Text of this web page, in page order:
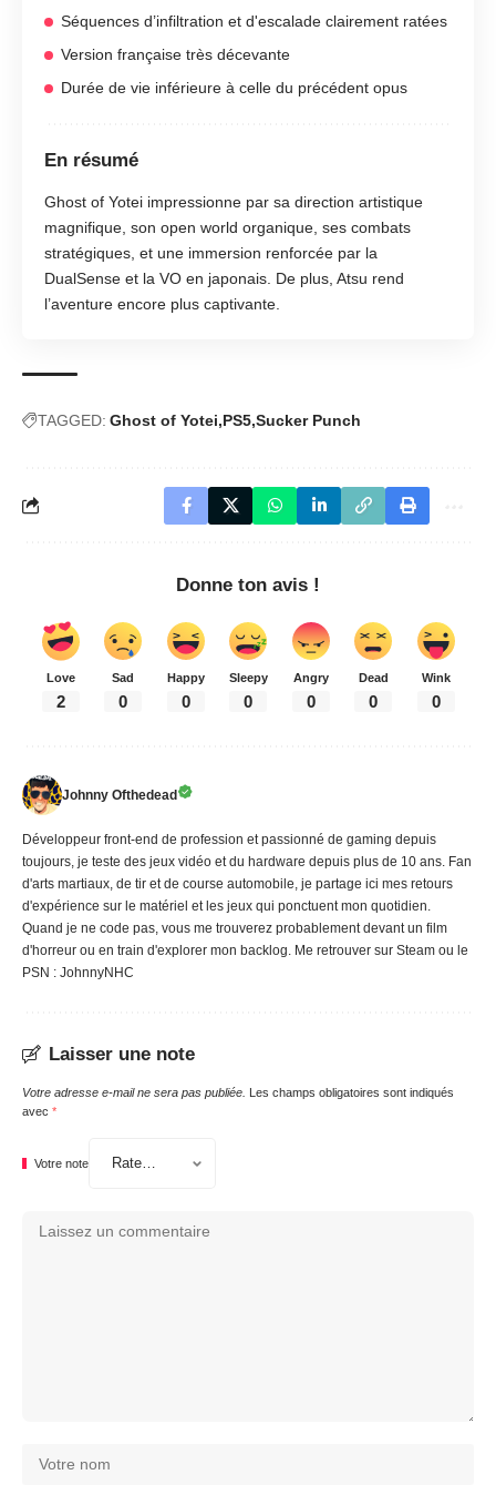
Séquences d’infiltration et d'escalade clairement ratées
Version française très décevante
Durée de vie inférieure à celle du précédent opus
En résumé
Ghost of Yotei impressionne par sa direction artistique
magnifique, son open world organique, ses combats
stratégiques, et une immersion renforcée par la
DualSense et la VO en japonais. De plus, Atsu rend
l’aventure encore plus captivante.
TAGGED: Ghost of Yotei PS5 Sucker Punch
Donne ton avis !
Love
2
Sad
0
Happy
0
Sleepy
0
Angry
0
Dead
0
Wink
0
Johnny Ofthedead
Développeur front-end de profession et passionné de gaming depuis
toujours, je teste des jeux vidéo et du hardware depuis plus de 10 ans. Fan
d'arts martiaux, de tir et de course automobile, je partage ici mes retours
d'expérience sur le matériel et les jeux qui ponctuent mon quotidien.
Quand je ne code pas, vous me trouverez probablement devant un film
d'horreur ou en train d'explorer mon backlog. Me retrouver sur Steam ou le
PSN : JohnnyNHC
Laisser une note
Votre adresse e-mail ne sera pas publiée. Les champs obligatoires sont indiqués
avec *
Votre note